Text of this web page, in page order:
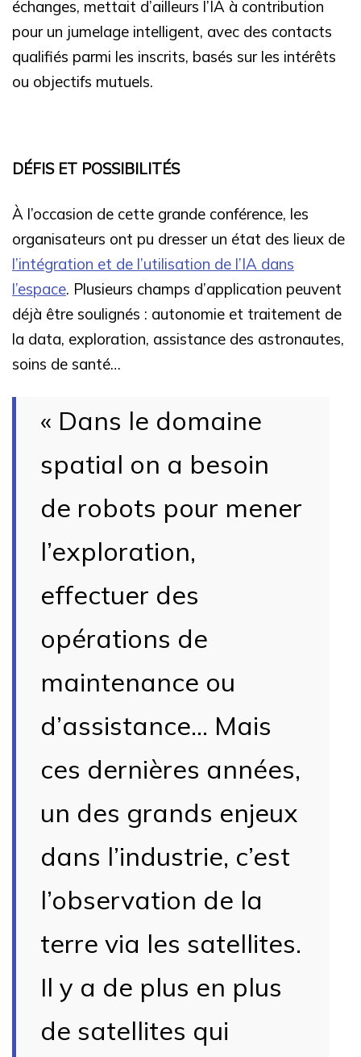
échanges, mettait d’ailleurs l’IA à contribution
pour un jumelage intelligent, avec des contacts
qualifiés parmi les inscrits, basés sur les intérêts
ou objectifs mutuels.
DÉFIS ET POSSIBILITÉS
À l’occasion de cette grande conférence, les
organisateurs ont pu dresser un état des lieux de
l’intégration et de l’utilisation de l’IA dans
l’espace. Plusieurs champs d’application peuvent
déjà être soulignés : autonomie et traitement de
la data, exploration, assistance des astronautes,
soins de santé…
« Dans le domaine
spatial on a besoin
de robots pour mener
l’exploration,
effectuer des
opérations de
maintenance ou
d’assistance… Mais
ces dernières années,
un des grands enjeux
dans l’industrie, c’est
l’observation de la
terre via les satellites.
Il y a de plus en plus
de satellites qui